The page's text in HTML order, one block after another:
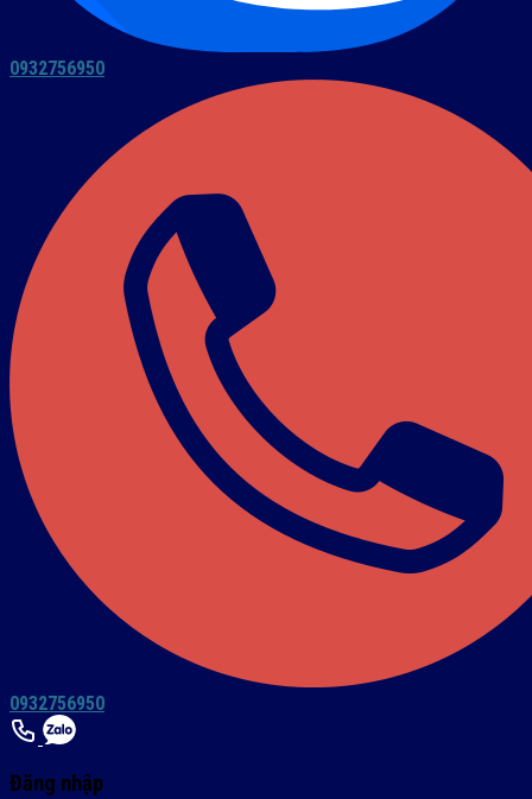
0932756950
0932756950
Đăng nhập